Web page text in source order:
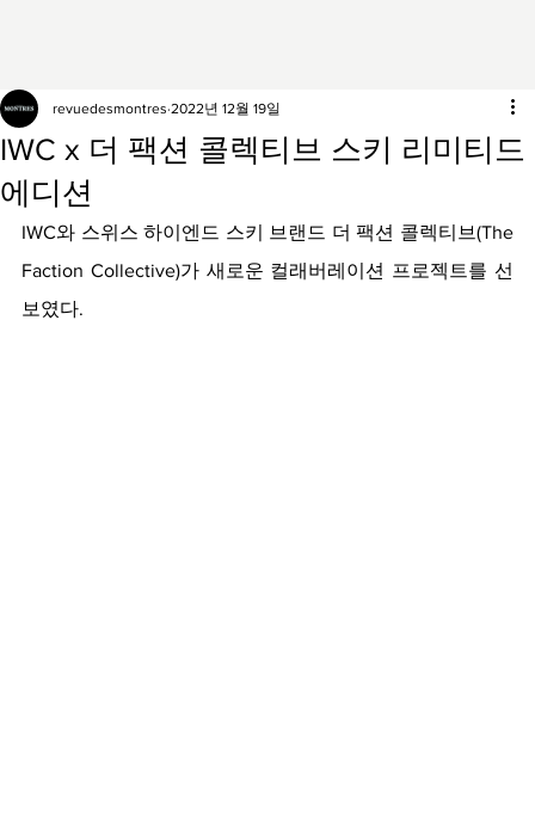
IWC x 더 팩션 콜렉티브 스키 리미티드
에디션
revuedesmontres 2022년 12월 19일
IWC와 스위스 하이엔드 스키 브랜드 더 팩션 콜렉티브(The
Faction Collective)가 새로운 컬래버레이션 프로젝트를 선
보였다.